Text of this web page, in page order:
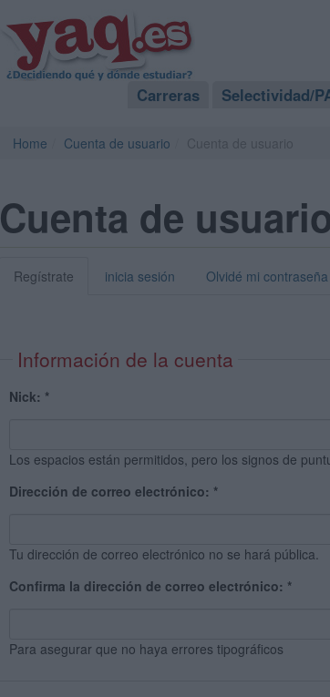
Carreras Selectividad/
Home Cuenta de usuario
Cuenta de
Regístrate inicia sesión Olvidé mi contraseña
Información de la cuenta
Nick: *
Los espacios están permitidos, pero los signos de
Dirección de correo electrónico: *
Tu dirección de correo electrónico no se hará pública.
Confirma la dirección de correo electrónico: *
Para asegurar que no haya errores tipográficos